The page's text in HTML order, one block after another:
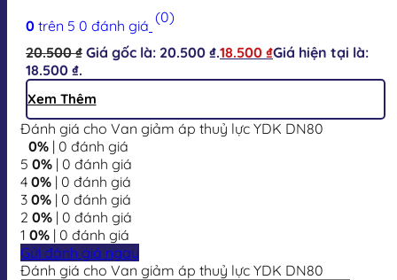
0 trên 5 0 đánh giá (0)
20.500₫ Giá gốc là: 20.500 ₫.18.500 ₫Giá hiện tại là:
18.500 ₫.
Xem Thêm
Đánh giá cho Van giảm áp thuỷ lực YDK DN80
0% | 0 đánh giá
5 0% | 0 đánh giá
4 0% | 0 đánh giá
3 0% | 0 đánh giá
2 0% | 0 đánh giá
1 0% | 0 đánh giá
Gửi đánh giá ngay
Đánh giá cho Van giảm áp thuỷ lực YDK DN80